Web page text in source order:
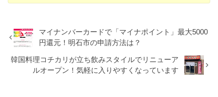
マイナンバーカードで「マイナポイント」最大5000
円還元！明石市の申請方法は？
韓国料理コチカリが立ち飲みスタイルでリニューア
ルオープン！気軽に入りやすくなっています